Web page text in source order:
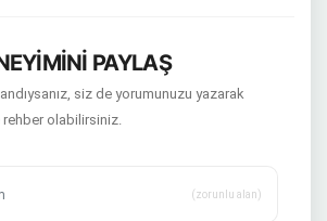
PAYLAŞ
siz de yorumunuzu yazarak
olabilirsiniz.
(zorunlu alan)